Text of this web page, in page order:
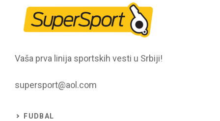
Vaša prva linija sportskih vesti u Srbiji!
supersport@aol.com
FUDBAL